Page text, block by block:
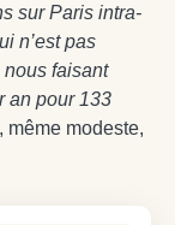
sur Paris intra-
n’est pas
faisant
an pour 133
même modeste,